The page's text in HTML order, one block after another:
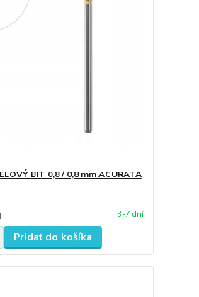
BIT 0,8 / 0,8 mm ACURATA
3-7 dní
Pridať do košíka